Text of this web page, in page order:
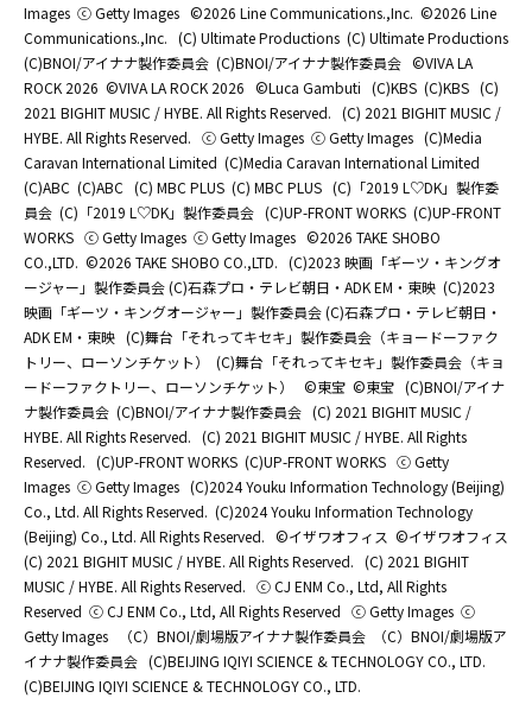
Images ⓒ Getty Images ©2026 Line Communications.,Inc. ©2026 Line
Communications.,Inc. (C) Ultimate Productions (C) Ultimate Productions
(C)BNOI/アイナナ製作委員会 (C)BNOI/アイナナ製作委員会 ©️VIVA LA
ROCK 2026 ©️VIVA LA ROCK 2026 ©Luca Gambuti (C)KBS (C)KBS (C)
2021 BIGHIT MUSIC / HYBE. All Rights Reserved. (C) 2021 BIGHIT MUSIC /
HYBE. All Rights Reserved. ⓒ Getty Images ⓒ Getty Images (C)Media
Caravan International Limited (C)Media Caravan International Limited
(C)ABC (C)ABC (C) MBC PLUS (C) MBC PLUS (C)「2019 L♡DK」製作委
員会 (C)「2019 L♡DK」製作委員会 (C)UP-FRONT WORKS (C)UP-FRONT
WORKS ⓒ Getty Images ⓒ Getty Images ©2026 TAKE SHOBO
CO.,LTD. ©2026 TAKE SHOBO CO.,LTD. (C)2023 映画「ギーツ・キングオ
ージャー」製作委員会 (C)石森プロ・テレビ朝日・ADK EM・東映 (C)2023
映画「ギーツ・キングオージャー」製作委員会 (C)石森プロ・テレビ朝日・
ADK EM・東映 (C)舞台「それってキセキ」製作委員会（キョードーファク
トリー、ローソンチケット）
(C)舞台「それってキセキ」製作委員会（キョ
ードーファクトリー、ローソンチケット）
©東宝 ©東宝 (C)BNOI/アイナ
ナ製作委員会 (C)BNOI/アイナナ製作委員会 (C) 2021 BIGHIT MUSIC /
HYBE. All Rights Reserved. (C) 2021 BIGHIT MUSIC / HYBE. All Rights
Reserved. (C)UP-FRONT WORKS (C)UP-FRONT WORKS ⓒ Getty
Images ⓒ Getty Images (C)2024 Youku Information Technology (Beijing)
Co., Ltd. All Rights Reserved. (C)2024 Youku Information Technology
(Beijing) Co., Ltd. All Rights Reserved. ©イザワオフィス ©イザワオフィス
(C) 2021 BIGHIT MUSIC / HYBE. All Rights Reserved. (C) 2021 BIGHIT
MUSIC / HYBE. All Rights Reserved. ⓒ CJ ENM Co., Ltd, All Rights
Reserved ⓒ CJ ENM Co., Ltd, All Rights Reserved ⓒ Getty Images ⓒ
Getty Images
（C）BNOI/劇場版アイナナ製作委員会
（C）BNOI/劇場版ア
イナナ製作委員会 (C)BEIJING IQIYI SCIENCE & TECHNOLOGY CO., LTD.
(C)BEIJING IQIYI SCIENCE & TECHNOLOGY CO., LTD.